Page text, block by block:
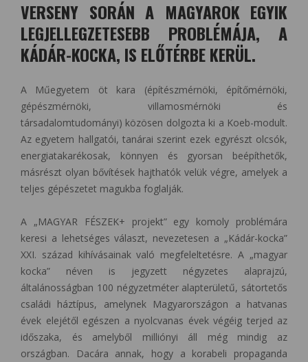
VERSENY SORÁN A MAGYAROK EGYIK
LEGJELLEGZETESEBB PROBLÉMÁJA, A
KÁDÁR-KOCKA, IS ELŐTÉRBE KERÜL.
A Műegyetem öt kara (építészmérnöki, építőmérnöki,
gépészmérnöki, villamosmérnöki és
társadalomtudományi) közösen dolgozta ki a Koeb-modult.
Az egyetem hallgatói, tanárai szerint ezek egyrészt olcsók,
energiatakarékosak, könnyen és gyorsan beépíthetők,
másrészt olyan bővítések hajthatók velük végre, amelyek a
teljes gépészetet magukba foglalják.
A „MAGYAR FÉSZEK+ projekt” egy komoly problémára
keresi a lehetséges választ, nevezetesen a „Kádár-kocka”
XXI. század kihívásainak való megfeleltetésre. A „magyar
kocka” néven is jegyzett négyzetes alaprajzú,
általánosságban 100 négyzetméter alapterületű, sátortetős
családi háztípus, amelynek Magyarországon a hatvanas
évek elejétől egészen a nyolcvanas évek végéig terjed az
időszaka, és amelyből milliónyi áll még mindig az
országban. Dacára annak, hogy a korabeli propaganda